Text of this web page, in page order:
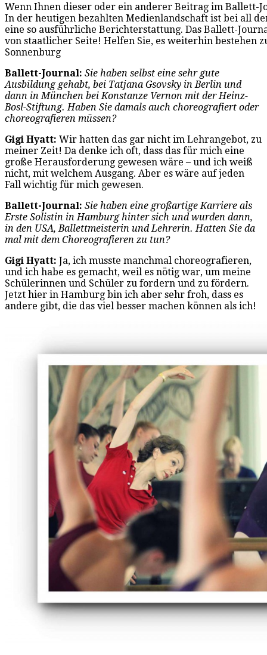
Wenn Ihnen dieser oder ein anderer Beitrag im Ballett-
In der heutigen bezahlten Medienlandschaft ist bei all
eine so ausführliche Berichterstattung. Das Ballett-
von staatlicher Seite! Helfen Sie, es weiterhin bestehen
Sonnenburg
Ballett-Journal: Sie haben selbst eine sehr gute
Ausbildung gehabt, bei Tatjana Gsovsky in Berlin und
dann in München bei Konstanze Vernon mit der Heinz-
Bosl-Stiftung. Haben Sie damals auch choreografiert oder
choreografieren müssen?
Gigi Hyatt: Wir hatten das gar nicht im Lehrangebot, zu
meiner Zeit! Da denke ich oft, dass das für mich eine
große Herausforderung gewesen wäre – und ich weiß
nicht, mit welchem Ausgang. Aber es wäre auf jeden
Fall wichtig für mich gewesen.
Ballett-Journal: Sie haben eine großartige Karriere als
Erste Solistin in Hamburg hinter sich und wurden dann,
in den USA, Ballettmeisterin und Lehrerin. Hatten Sie da
mal mit dem Choreografieren zu tun?
Gigi Hyatt: Ja, ich musste manchmal choreografieren,
und ich habe es gemacht, weil es nötig war, um meine
Schülerinnen und Schüler zu fordern und zu fördern.
Jetzt hier in Hamburg bin ich aber sehr froh, dass es
andere gibt, die das viel besser machen können als ich!